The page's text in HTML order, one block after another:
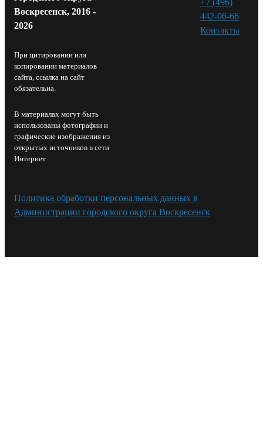
Воскресенск, 2016 -
2026
При цитировании или
копировании материалов
сайта, ссылка на сайт
обязательна.
В материалах могут быть
использованы фотографии и
графические изображения из
открытых источников в сети
Интернет.
442-06-66
Контакты⁠
Политика обработки персональных данных в
Администрации городского округа Воскресенск